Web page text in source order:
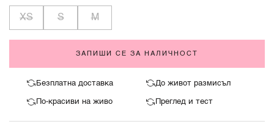
XS S M
ЗАПИШИ СЕ ЗА НАЛИЧНОСТ
Безплатна доставка До живот размисъл
По-красиви на живо Преглед и тест